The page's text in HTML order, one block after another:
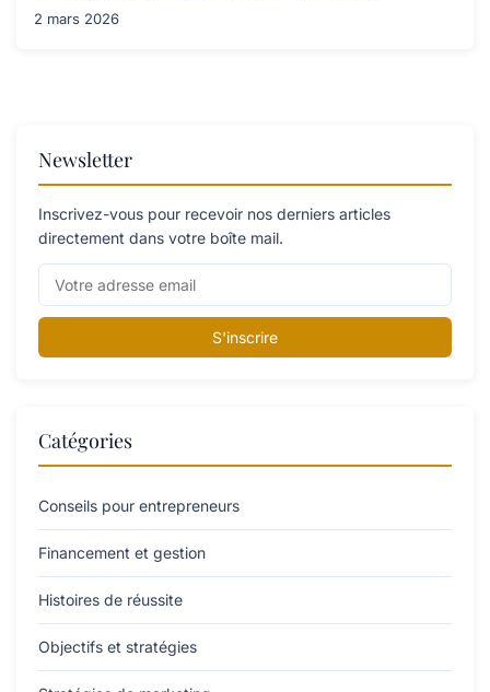
2 mars 2026
Newsletter
Inscrivez-vous pour recevoir nos derniers articles
directement dans votre boîte mail.
S'inscrire
Catégories
Conseils pour entrepreneurs
Financement et gestion
Histoires de réussite
Objectifs et stratégies